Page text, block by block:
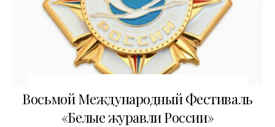
03.11.2018
Восьмой Международный Фестиваль
«Белые журавли России»